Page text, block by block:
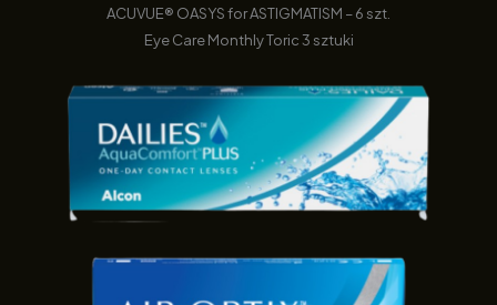
ACUVUE® OASYS for ASTIGMATISM – 6 szt.
Eye Care Monthly Toric 3 sztuki